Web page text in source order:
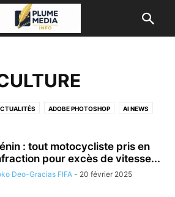
ADOBE PHOTOSHOP AI NEWS
POLITIQUE SERVICES SPORT
: tout motocycliste pris en
pour excès de vitesse...
Deo-Gracias FIFA - 20 février 2025